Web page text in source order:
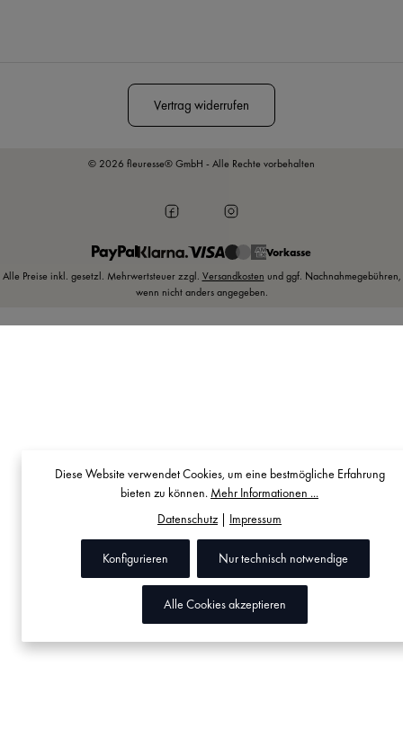
Vertrag widerrufen
© 2026 fleuresse® GmbH - Alle Rechte vorbehalten
Vorkasse
Alle Preise inkl. gesetzl. Mehrwertsteuer zzgl. Versandkosten und ggf. Nachnahmegebühren,
wenn nicht anders angegeben.
Diese Website verwendet Cookies, um eine bestmögliche Erfahrung
bieten zu können. Mehr Informationen ...
Datenschutz| Impressum
Nur technisch notwendige
Konfigurieren
Alle Cookies akzeptieren